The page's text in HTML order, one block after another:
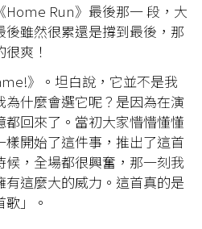
Home Run》最後那一 段，大
雖然很累還是撐到最後，那
爽！
》。坦白說，它並不是我
什麼會選它呢？是因為在演
回來了。當初大家懵懵懂懂
開始了這件事，推出了這首
，全場都很興奮，那一刻我
這麼大的威力。這首真的是
」。